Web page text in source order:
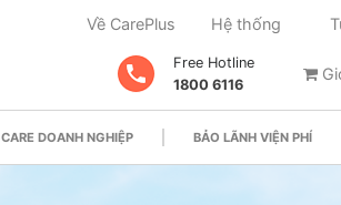
Về CarePlus Hệ thống
Free Hotline
1800 6116
CARE DOANH NGHIỆP BẢO LÃNH VIỆN PHÍ